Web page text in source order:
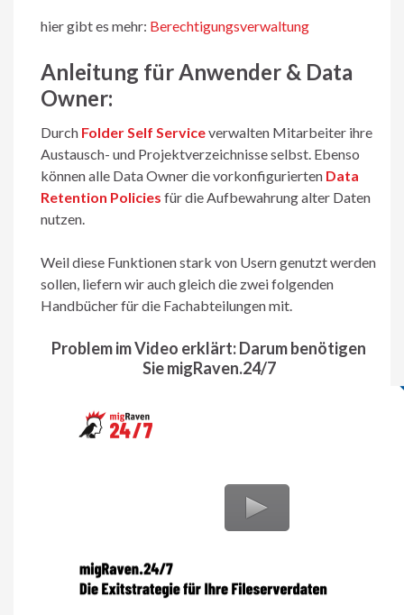
hier gibt es mehr: Berechtigungsverwaltung
Anleitung für Anwender & Data
Owner:
Durch Folder Self Serviceverwalten Mitarbeiter ihre
Austausch- und Projektverzeichnisse selbst. Ebenso
können alle Data Owner die vorkonfigurierten Data
Retention Policies für die Aufbewahrung alter Daten
nutzen.
Weil diese Funktionen stark von Usern genutzt werden
sollen, liefern wir auch gleich die zwei folgenden
Handbücher für die Fachabteilungen mit.
Problem im Video erklärt: Darum benötigen
Sie migRaven.24/7